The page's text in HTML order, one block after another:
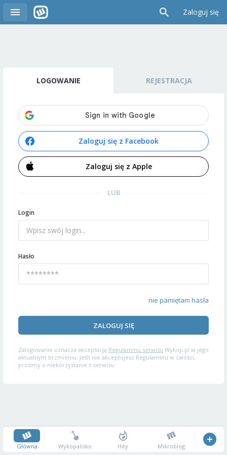
Zaloguj się
LOGOWANIE REJESTRACJA
Zaloguj się z Facebook
Zaloguj się z Apple
LUB
Login
Hasło
nie pamiętam hasła
ZALOGUJ SIĘ
Zalogowanie oznacza akceptację Regulaminu serwisu Wykop.pl w jego
aktualnym brzmieniu. Jeśli nie akceptujesz Regulaminu w całości,
prosimy o niekorzystanie z serwisu.
Główna Wykopalisko Hity Mikroblog